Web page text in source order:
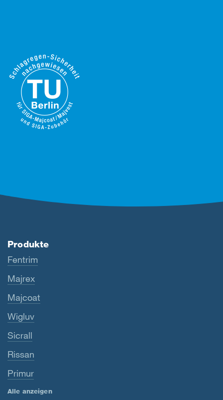
Produkte
Fentrim
Majrex
Majcoat
Wigluv
Sicrall
Rissan
Primur
Alle anzeigen